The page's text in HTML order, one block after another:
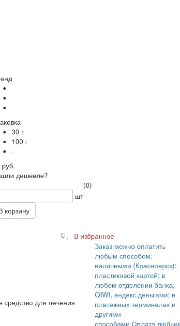
30 г
100 г
-
дешевле?
(0)
шт
корзину
В избранное
для лечения
Заказ можно оплатить
любым способом:
наличными (Красноярск);
пластиковой картой; в
любом отделении банка;
QIWI, яндекс.деньгами; в
платежных терминалах и
другими
способами.Оплата любым